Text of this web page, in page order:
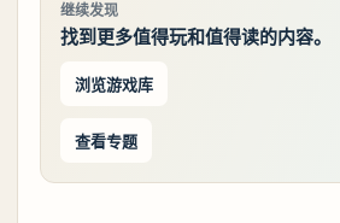
继续发现
找到更多值得玩和值得读的内容。
浏览游戏库
查看专题